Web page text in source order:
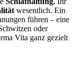
wesentlich. Ein
führen – eine
oder
Vita ganz gezielt